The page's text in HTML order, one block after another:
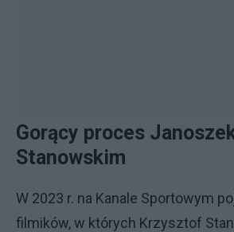
Gorący proces
Stanowskim
W 2023 r. na Kanale Sportowym
filmików, w których Krzysztof